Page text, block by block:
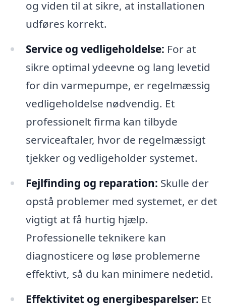
og viden til at sikre, at installationen
udføres korrekt.
Service og vedligeholdelse: For at
sikre optimal ydeevne og lang levetid
for din varmepumpe, er regelmæssig
vedligeholdelse nødvendig. Et
professionelt firma kan tilbyde
serviceaftaler, hvor de regelmæssigt
tjekker og vedligeholder systemet.
Fejlfinding og reparation: Skulle der
opstå problemer med systemet, er det
vigtigt at få hurtig hjælp.
Professionelle teknikere kan
diagnosticere og løse problemerne
effektivt, så du kan minimere nedetid.
Effektivitet og energibesparelser: Et